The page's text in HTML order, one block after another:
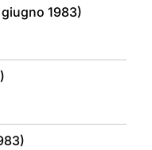
1983)